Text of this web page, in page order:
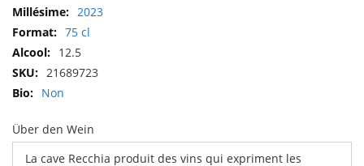
2023
75 cl
12.5
21689723
Non
Über den Wein
La cave Recchia produit des vins qui expriment les